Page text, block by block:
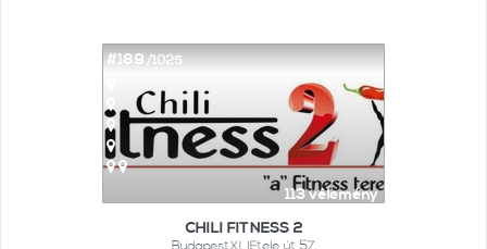
113 vélemény
#189/1025
CHILI FITNESS 2